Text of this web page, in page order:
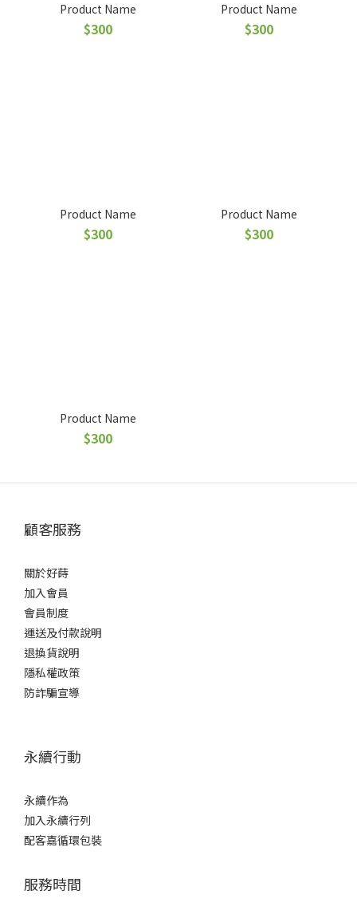
Product Name
$300
Product Name
$300
Product Name
$300
Product Name
$300
Product Name
$300
顧客服務
關於好蒔
加入會員
會員制度
運送及付款說明
退換貨說明
隱私權政策
防詐騙宣導
永續行動
永續作為
加入永續行列
配客嘉循環包裝
服務時間